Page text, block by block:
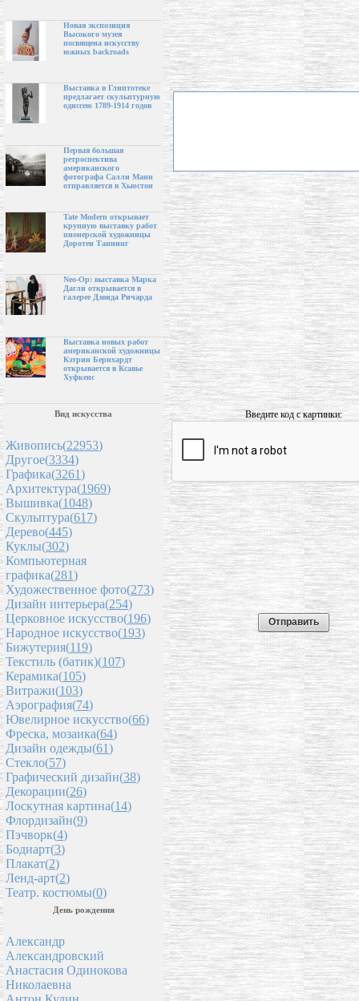
Новая экспозиция
Высокого музея
посвящена искусству
южных backroads
Выставка в Глиптотеке
предлагает скульптурную
одиссею 1789-1914 годов
Первая большая
ретроспектива
американского
фотографа Салли Манн
отправляется в Хьюстон
Tate Modern открывает
крупную выставку работ
пионерской художницы
Доротеи Таннинг
Neo-Op: выставка Марка
Дагли открывается в
галерее Дэвида Ричарда
Выставка новых работ
американской художницы
Кэтрин Бернхардт
открывается в Ксавье
Хуфкенс
Вид искусства
Живопись(22953)
Другое(3334)
Графика(3261)
Архитектура(1969)
Вышивка(1048)
Скульптура(617)
Дерево(445)
Куклы(302)
Компьютерная
графика(281)
Художественное фото(273)
Дизайн интерьера(254)
Церковное искусство(196)
Народное искусство(193)
Бижутерия(119)
Текстиль (батик)(107)
Керамика(105)
Витражи(103)
Аэрография(74)
Ювелирное искусство(66)
Фреска, мозаика(64)
Дизайн одежды(61)
Стекло(57)
Графический дизайн(38)
Декорации(26)
Лоскутная картина(14)
Флордизайн(9)
Пэчворк(4)
Бодиарт(3)
Плакат(2)
Ленд-арт(2)
Театр. костюмы(0)
День рождения
Александр
Александровский
Анастасия Одинокова
Николаевна
Введите код с картинки: